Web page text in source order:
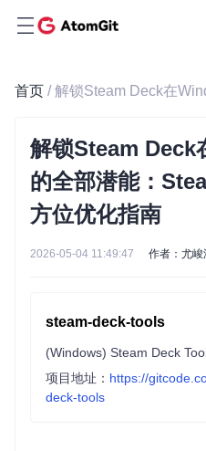
首页
解锁Steam
的全部潜能：
方位优化指南
2026-05-04 11:49:47 作者：尤
steam-deck-tools
项目地址： https://
deck-tools